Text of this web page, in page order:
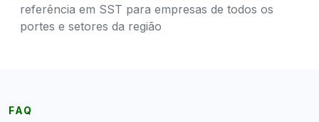
referência em SST para empresas de todos os
portes e setores da região
FAQ